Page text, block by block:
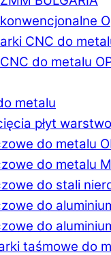
CNC do
do metalu
metalu
płyt
do metalu
do metalu
do stali
do
do
taśmowe do